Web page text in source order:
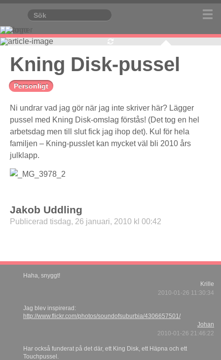
Kning Disk-pussel
Personligt
Ni undrar vad jag gör när jag inte skriver här? Lägger
pussel med Kning Disk-omslag förstås! (Det tog en hel
arbetsdag men till slut fick jag ihop det). Kul för hela
familjen – Kning-pusslet kan mycket väl bli 2010 års
julklapp.
Jakob Uddling
Publicerad tisdag, 26 januari, 2010 kl 00:42
Haha, snyggt!
Krille
2010-01-26 11:30:34
Jag blev inspirerad:
http://www.flickr.com/photos/soundofsuburbia/4306657501/
Johan
2010-01-26 21:46:22
Har också funderat på det där, ett King Disk, ett Häpna och ett
Touchpussel.